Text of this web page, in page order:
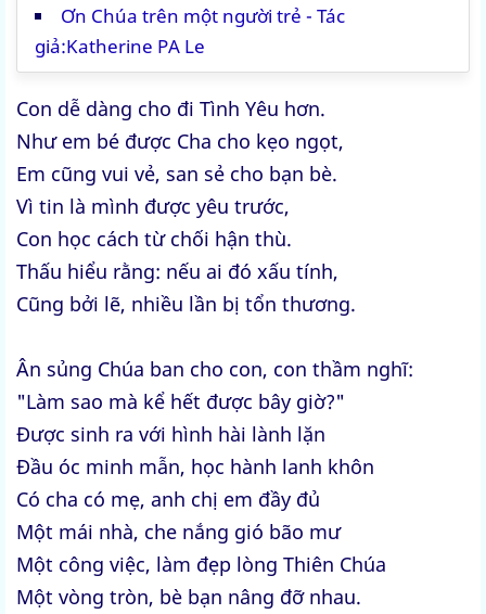
Ơn Chúa trên một người trẻ - Tác
giả:Katherine PA Le
Con dễ dàng cho đi Tình Yêu hơn.
Như em bé được Cha cho kẹo ngọt,
Em cũng vui vẻ, san sẻ cho bạn bè.
Vì tin là mình được yêu trước,
Con học cách từ chối hận thù.
Thấu hiểu rằng: nếu ai đó xấu tính,
Cũng bởi lẽ, nhiều lần bị tổn thương.
Ân sủng Chúa ban cho con, con thầm nghĩ:
"Làm sao mà kể hết được bây giờ?"
Được sinh ra với hình hài lành lặn
Đầu óc minh mẫn, học hành lanh khôn
Có cha có mẹ, anh chị em đầy đủ
Một mái nhà, che nắng gió bão mư
Một công việc, làm đẹp lòng Thiên Chúa
Một vòng tròn, bè bạn nâng đỡ nhau.